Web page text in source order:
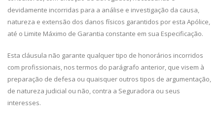
devidamente incorridas para a análise e investigação da causa,
natureza e extensão dos danos físicos garantidos por esta Apólice,
até o Limite Máximo de Garantia constante em sua Especificação.
Esta cláusula não garante qualquer tipo de honorários incorridos
com profissionais, nos termos do parágrafo anterior, que visem à
preparação de defesa ou quaisquer outros tipos de argumentação,
de natureza judicial ou não, contra a Seguradora ou seus
interesses.